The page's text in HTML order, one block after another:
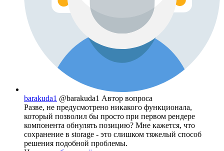
barakuda1 @barakuda1 Автор вопроса
Разве, не предусмотрено никакого функционала,
который позволил бы просто при первом рендере
компонента обнулять позицию? Мне кажется, что
сохранение в storage - это слишком тяжелый способ
решения подобной проблемы.